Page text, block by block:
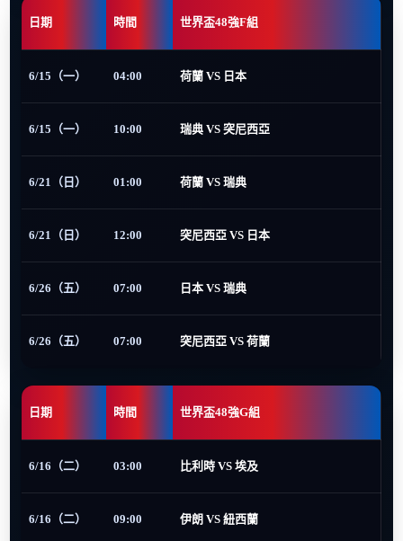
日期 時間 世界盃48強F組
6/15（一） 04:00 荷蘭 VS 日本
6/15（一） 10:00 瑞典 VS 突尼西亞
6/21（日） 01:00 荷蘭 VS 瑞典
6/21（日） 12:00 突尼西亞 VS 日本
6/26（五） 07:00 日本 VS 瑞典
6/26（五） 07:00 突尼西亞 VS 荷蘭
日期 時間 世界盃48強G組
6/16（二） 03:00 比利時 VS 埃及
6/16（二） 09:00 伊朗 VS 紐西蘭